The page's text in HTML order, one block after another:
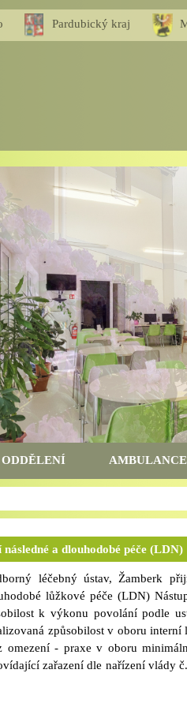
Pardubický kraj
ODDĚLENÍ AMBULANCE
a dlouhodobé péče (LDN)
léčebný ústav, Žamberk
lůžkové péče (LDN)
k výkonu povolání podle
způsobilost v oboru
omezení - praxe v oboru
zařazení dle nařízení vlády
možnost plného i